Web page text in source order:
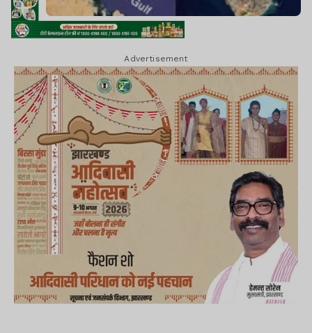
Advertisement